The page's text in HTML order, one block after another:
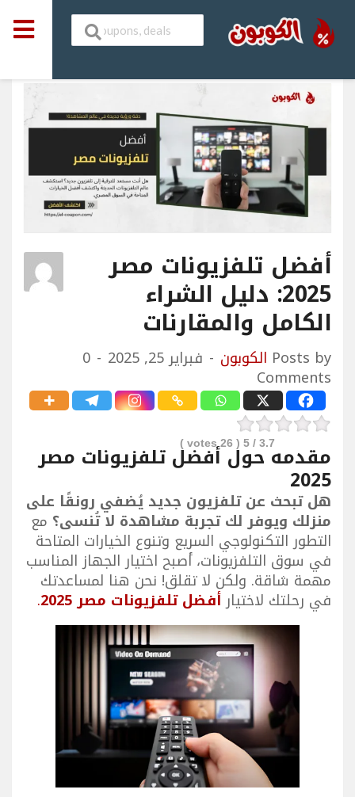
أفضل تلفزيونات مصر
2025: دليل الشراء
الكامل والمقارنات
Posts by الكوبون فبراير 25, 2025 0
Comments
3.7
/ 5 (
26
مقدمه حول أفضل تلفزيونات مصر
2025
هل تبحث عن تلفزيون جديد يُضفي رونقًا على
منزلك ويوفر لك تجربة مشاهدة لا تُنسى؟ مع
التطور التكنولوجي السريع وتنوع الخيارات المتاحة
في سوق التلفزيونات، أصبح اختيار الجهاز المناسب
مهمة شاقة. ولكن لا تقلق! نحن هنا لمساعدتك
في رحلتك لاختيارأفضل تلفزيونات مصر 2025 .